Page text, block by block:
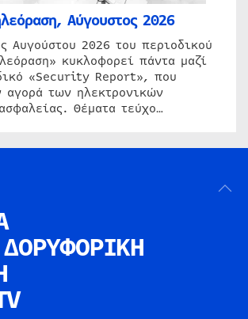
Αύγουστος 2026
Αυγούστου 2026 του περιοδικού
κυκλοφορεί πάντα μαζί
«Security Report», που
αγορά των ηλεκτρονικών
Θέματα τεύχο…
ΔΟΡΥΦΟΡΙΚΗ